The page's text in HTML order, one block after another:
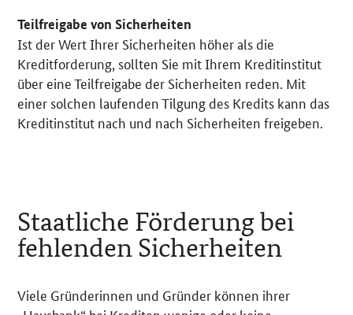
Teilfreigabe von Sicherheiten
Ist der Wert Ihrer Sicherheiten höher als die
Kreditforderung, sollten Sie mit Ihrem Kreditinstitut
über eine Teilfreigabe der Sicherheiten reden. Mit
einer solchen laufenden Tilgung des Kredits kann das
Kreditinstitut nach und nach Sicherheiten freigeben.
Staatliche Förderung bei
fehlenden Sicherheiten
Viele Gründerinnen und Gründer können ihrer